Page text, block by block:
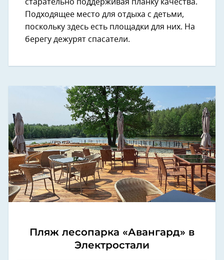
старательно поддерживая планку качества.
Подходящее место для отдыха с детьми,
поскольку здесь есть площадки для них. На
берегу дежурят спасатели.
Пляж лесопарка «Авангард» в
Электростали